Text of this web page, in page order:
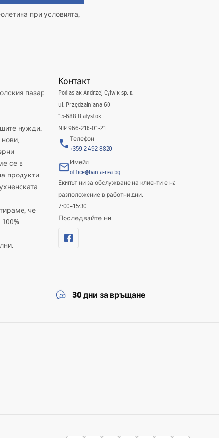
при условията,
пазар
нужди,
се в
продукти
че
Контакт
Podlasiak Andrzej Cylwik sp. k.
ul. Przędzalniana 60
15-688 Białystok
NIP 966-216-01-21
Телефон
+359 2 492 8820
Имейл
office@bania-rea.bg
Екипът ни за обслужване на клиенти е на
разположение в работни дни:
7:00–15:30
Последвайте ни
30 дни за връщане